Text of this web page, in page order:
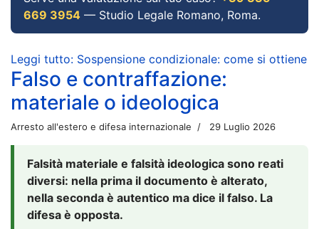
669 3954 — Studio Legale Romano, Roma.
Leggi tutto: Sospensione condizionale: come si ottiene
Falso e contraffazione:
materiale o ideologica
Arresto all'estero e difesa internazionale 29 Luglio 2026
Falsità materiale e falsità ideologica sono reati
diversi: nella prima il documento è alterato,
nella seconda è autentico ma dice il falso. La
difesa è opposta.